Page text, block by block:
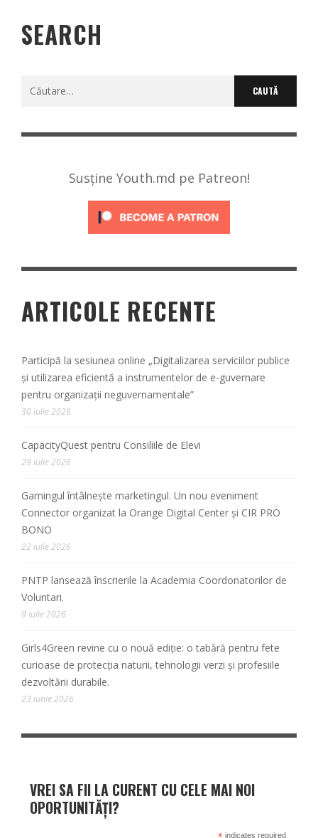
SEARCH
Caută
Susține Youth.md pe Patreon!
ARTICOLE RECENTE
Participă la sesiunea online „Digitalizarea serviciilor publice
și utilizarea eficientă a instrumentelor de e-guvernare
pentru organizații neguvernamentale”
30 iulie 2026
CapacityQuest pentru Consiliile de Elevi
29 iulie 2026
Gamingul întâlnește marketingul. Un nou eveniment
Connector organizat la Orange Digital Center și CIR PRO
BONO
22 iulie 2026
PNTP lansează înscrierile la Academia Coordonatorilor de
Voluntari.
9 iulie 2026
Girls4Green revine cu o nouă ediție: o tabără pentru fete
curioase de protecția naturii, tehnologii verzi și profesiile
dezvoltării durabile.
23 iunie 2026
VREI SA FII LA CURENT CU CELE MAI NOI
OPORTUNITĂȚI?
indicates required